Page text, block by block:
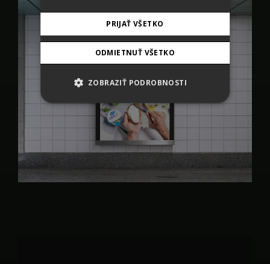
PRIJAŤ VŠETKO
ODMIETNUŤ VŠETKO
ZOBRAZIŤ PODROBNOSTI